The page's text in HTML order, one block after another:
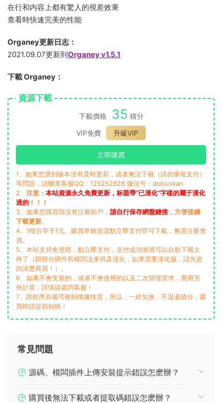
在行和内容上都有驚人的視差效果
查看時快速完美的性能
Organey更新日志：
2021.09.07更新到Organey v1.5.1
下載 Organey：
資源下載
下載價格 35 積分
VIP免費
升級VIP
立即購買
1、如果您遇到版本沒有及時更新，或者無法下載（請勿重複支付）
等問題，請聯系客服QQ：125252828 微信号：dobunkan
2、 注意： 本站資源永久免費更新，标題帶“已漢化”字樣的屬于漢化
過的 ！！！
3、如果您購買前沒有注冊賬戶， 請自行保存網盤鏈接 ，方便後續
下載更新。
4、1積分等于1元。購買單個資源點立即支付即可下載，無需注冊會
員。
5、本站支持免登陸，點立即支付，支付成功就就可以自動下載文
件了（因部分插件和模闆沒來得及漢化，如果需要漢化版，請先咨
詢清楚再買！）。
6、如果不會安裝的，或者不會使用的以及二次開發需求，費用另
外計算，詳情請咨詢客服！
7、因程序具備可複制傳播性質，所以，一經兌換，不退還積分，購
買時請提前知曉！
常見問題
源碼、模闆插件上傳安裝提示錯誤怎麽辦？
購買後無法下載或者提取碼錯誤怎麽辦？